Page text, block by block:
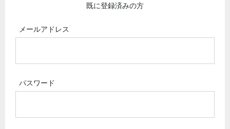
既に登録済みの方
メールアドレス
パスワード